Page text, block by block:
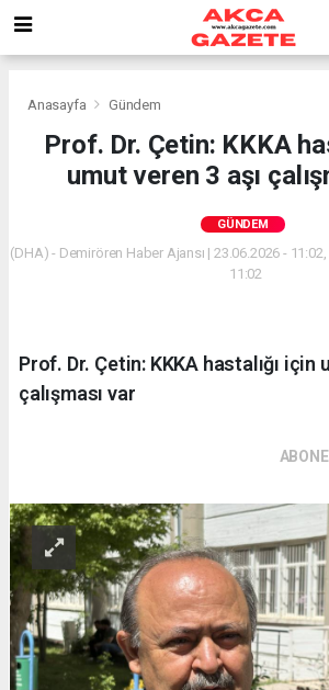
Anasayfa Gündem
Prof. Dr. Çetin: KKKA
umut veren 3 aşı
GÜNDEM
(DHA) - Demirören Haber Ajansı | 23.06.2026 -
11:02
Prof. Dr. Çetin: KKKA hastalığı için
çalışması var